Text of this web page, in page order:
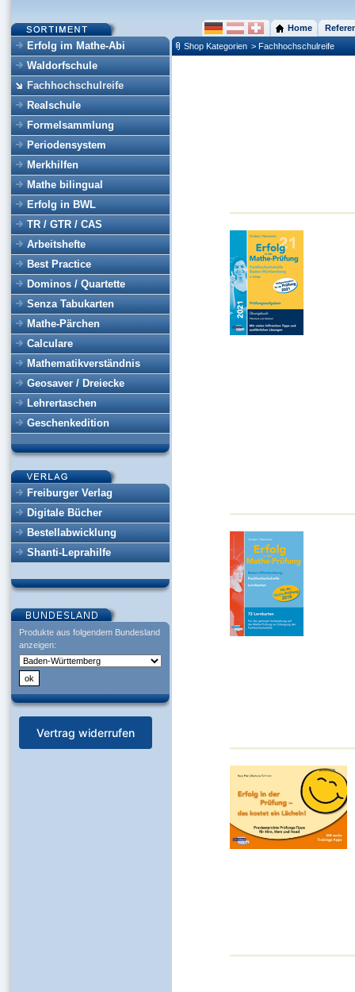
Erfolg im Mathe-Abi
Waldorfschule
Fachhochschulreife
Realschule
Formelsammlung
Periodensystem
Merkhilfen
Mathe bilingual
Erfolg in BWL
TR / GTR / CAS
Arbeitshefte
Best Practice
Dominos / Quartette
Senza Tabukarten
Mathe-Pärchen
Calculare
Mathematikverständnis
Geosaver / Dreiecke
Lehrertaschen
Geschenkedition
Freiburger Verlag
Digitale Bücher
Bestellabwicklung
Shanti-Leprahilfe
Produkte aus folgendem Bundesland
anzeigen:
Vertrag widerrufen
Home
Shop Kategorien > Fachhochschulreife